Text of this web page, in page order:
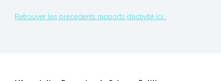
Retrouver les précédents rapports d’activité ici…